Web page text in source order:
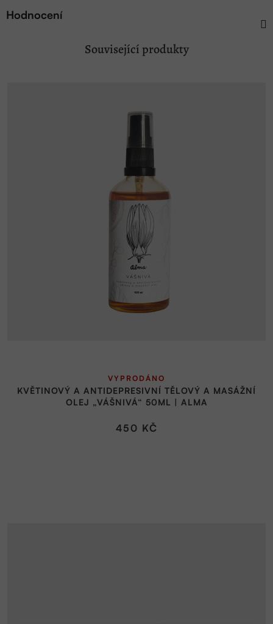
Hodnocení
Související produkty
KVĚTINOVÝ A ANTIDEPRESIVNÍ TĚLOVÝ A MASÁŽNÍ
OLEJ „VÁŠNIVÁ“ 50ML | ALMA
VYPRODÁNO
450 KČ